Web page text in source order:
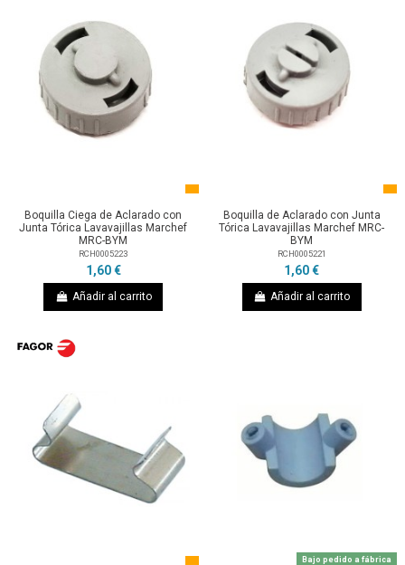
Boquilla Ciega de Aclarado con
Junta Tórica Lavavajillas Marchef
MRC-BYM
RCH0005223
1,60 €
Añadir al carrito
Boquilla de Aclarado con Junta
Tórica Lavavajillas Marchef MRC-
BYM
RCH0005221
1,60 €
Añadir al carrito
Bajo pedido a fábrica